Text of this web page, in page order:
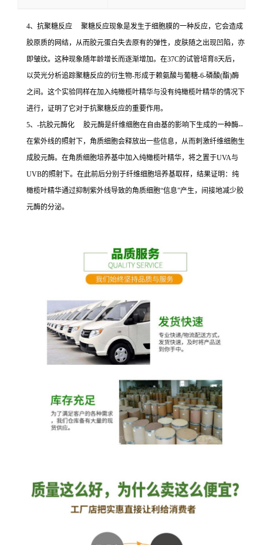
4、抗聚糖反应 聚糖反应现象是发生于细胞膜的一种反应，它会造成
胶原质的网结，从而胶元蛋白失去原有的弹性，皮肤随之出现凹陷，亦
即皱纹。这种现象随年龄增长而逐渐增加。在37C的试管培育8天后，
以荧光分析追踪聚糖反应的衍生物-形成于赖氨酸与葡糖-6-磷酸(酯)酶
之间。这个实验同样在加入纯橄榄叶精华与没有纯橄榄叶精华的情况下
进行，证明了它对于抗聚糖反应的重要作用。
5、-抗胶元酶化 胶元酶是纤维细胞在自由基的影响下生成的一种酶--
在紫外线的照射下，角质细胞会释放出一些信息，从而刺激纤维细胞生
成胶元酶。在角质细胞培养基中加入纯橄榄叶精华，将之置于UVA与
UVB的照射下。在此前后分别于纤维细胞培养基取样，结果证明：纯
橄榄叶精华通过抑制紫外线导致的角质细胞“信息”产生，间接地减少胶
元酶的分泌。